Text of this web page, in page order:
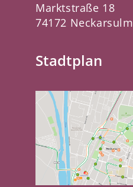
Marktstraße 18
74172 Neckarsulm
Stadtplan